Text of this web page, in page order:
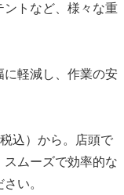
トなど、様々な重
に軽減し、作業の安
込）から。店頭で
ムーズで効率的な
い。